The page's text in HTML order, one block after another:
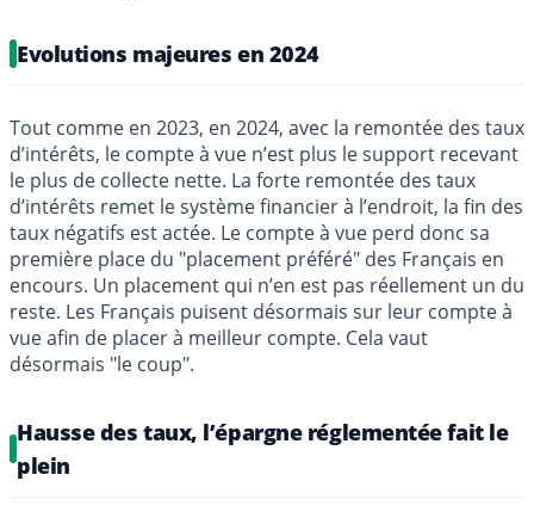
Evolutions majeures en 2024
Tout comme en 2023, en 2024, avec la remontée des taux
d’intérêts, le compte à vue n’est plus le support recevant
le plus de collecte nette. La forte remontée des taux
d’intérêts remet le système financier à l’endroit, la fin des
taux négatifs est actée. Le compte à vue perd donc sa
première place du "placement préféré" des Français en
encours. Un placement qui n’en est pas réellement un du
reste. Les Français puisent désormais sur leur compte à
vue afin de placer à meilleur compte. Cela vaut
désormais "le coup".
Hausse des taux, l’épargne réglementée fait le
plein